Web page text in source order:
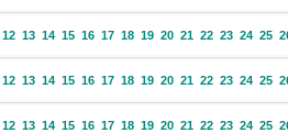
12 13 14 15 16 17 18 19 20 21 22 23 24 25
12 13 14 15 16 17 18 19 20 21 22 23 24 25
12 13 14 15 16 17 18 19 20 21 22 23 24 25